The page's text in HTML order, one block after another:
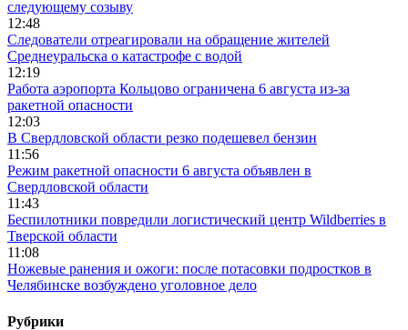
следующему созыву
12:48
Следователи отреагировали на обращение жителей
Среднеуральска о катастрофе с водой
12:19
Работа аэропорта Кольцово ограничена 6 августа из-за
ракетной опасности
12:03
В Свердловской области резко подешевел бензин
11:56
Режим ракетной опасности 6 августа объявлен в
Свердловской области
11:43
Беспилотники повредили логистический центр Wildberries в
Тверской области
11:08
Ножевые ранения и ожоги: после потасовки подростков в
Челябинске возбуждено уголовное дело
Рубрики